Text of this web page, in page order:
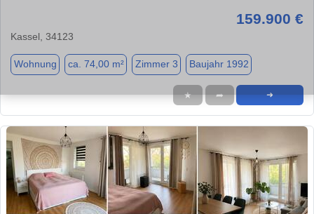
159.900 €
Kassel, 34123
Wohnung ca. 74,00 m² Zimmer 3 Baujahr 1992
★ ➦ ➜